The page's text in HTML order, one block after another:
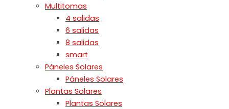
Multitomas
4 salidas
6 salidas
8 salidas
smart
Páneles Solares
Páneles Solares
Plantas Solares
Plantas Solares